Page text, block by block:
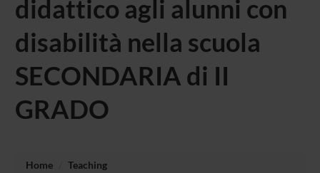
didattico agli alunni con
disabilità nella scuola
SECONDARIA di II
GRADO
Home
Teaching